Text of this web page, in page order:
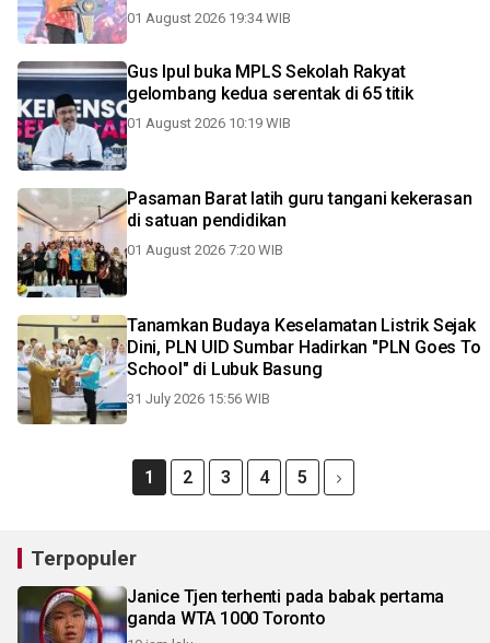
01 August 2026 19:34 WIB
Gus Ipul buka MPLS Sekolah Rakyat
gelombang kedua serentak di 65 titik
01 August 2026 10:19 WIB
Pasaman Barat latih guru tangani kekerasan
di satuan pendidikan
01 August 2026 7:20 WIB
Tanamkan Budaya Keselamatan Listrik Sejak
Dini, PLN UID Sumbar Hadirkan "PLN Goes To
School" di Lubuk Basung
31 July 2026 15:56 WIB
1 2 3 4 5
Terpopuler
Janice Tjen terhenti pada babak pertama
ganda WTA 1000 Toronto